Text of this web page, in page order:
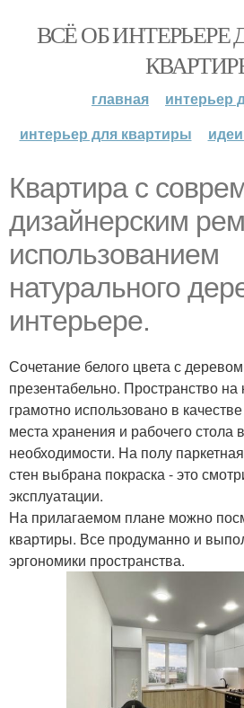
ВСЁ ОБ
главная
интерьер
интерьер для квартиры
Квартира с
дизайнерским
использованием
натурального
интерьере.
Сочетание белого цвета с
презентабельно. Пространство на
грамотно использовано в
места хранения и рабочего стола
необходимости. На полу
стен выбрана покраска - это
эксплуатации.
На прилагаемом плане можно
квартиры. Все продуманно и
эргономики пространства.